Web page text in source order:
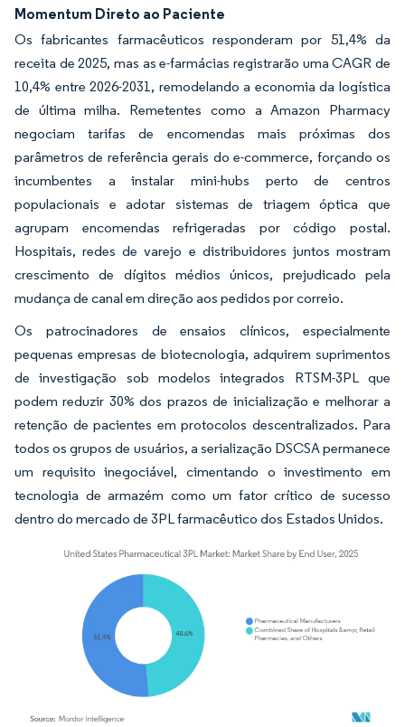
Momentum Direto ao Paciente
Os fabricantes farmacêuticos responderam por 51,4% da
receita de 2025, mas as e-farmácias registrarão uma CAGR de
10,4% entre 2026-2031, remodelando a economia da logística
de última milha. Remetentes como a Amazon Pharmacy
negociam tarifas de encomendas mais próximas dos
parâmetros de referência gerais do e-commerce, forçando os
incumbentes a instalar mini-hubs perto de centros
populacionais e adotar sistemas de triagem óptica que
agrupam encomendas refrigeradas por código postal.
Hospitais, redes de varejo e distribuidores juntos mostram
crescimento de dígitos médios únicos, prejudicado pela
mudança de canal em direção aos pedidos por correio.
Os patrocinadores de ensaios clínicos, especialmente
pequenas empresas de biotecnologia, adquirem suprimentos
de investigação sob modelos integrados RTSM-3PL que
podem reduzir 30% dos prazos de inicialização e melhorar a
retenção de pacientes em protocolos descentralizados. Para
todos os grupos de usuários, a serialização DSCSA permanece
um requisito inegociável, cimentando o investimento em
tecnologia de armazém como um fator crítico de sucesso
dentro do mercado de 3PL farmacêutico dos Estados Unidos.